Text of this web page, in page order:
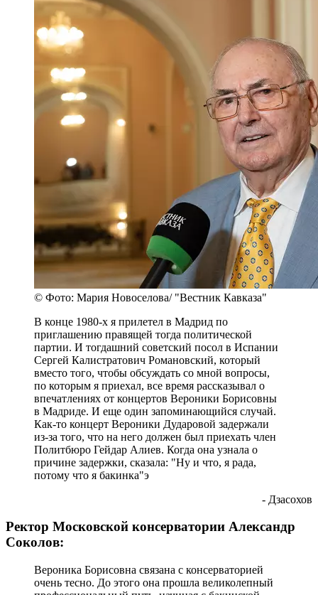
© Фото: Мария Новоселова/ "Вестник Кавказа"
В конце 1980-х я прилетел в Мадрид по
приглашению правящей тогда политической
партии. И тогдашний советский посол в Испании
Сергей Калистратович Романовский, который
вместо того, чтобы обсуждать со мной вопросы,
по которым я приехал, все время рассказывал о
впечатлениях от концертов Вероники Борисовны
в Мадриде. И еще один запоминающийся случай.
Как-то концерт Вероники Дударовой задержали
из-за того, что на него должен был приехать член
Политбюро Гейдар Алиев. Когда она узнала о
причине задержки, сказала: "Ну и что, я рада,
потому что я бакинка"э
- Дзасохов
Ректор Московской консерватории Александр
Соколов:
Вероника Борисовна связана с консерваторией
очень тесно. До этого она прошла великолепный